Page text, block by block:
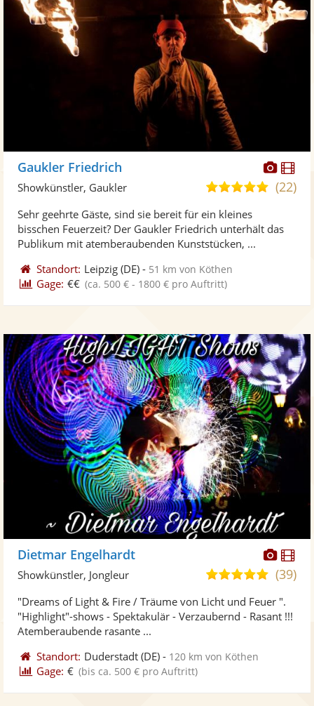
Gaukler Friedrich
5,0
5
(22)
Showkünstler, Gaukler
Sehr geehrte Gäste, sind sie bereit für ein kleines
bisschen Feuerzeit? Der Gaukler Friedrich unterhält das
Publikum mit atemberaubenden Kunststücken, ...
Standort: Leipzig (DE) - 51 km von Köthen
Gage: €€ (ca. 500 € - 1800 € pro Auftritt)
Fotos
Dietmar Engelhardt
4,9
5
(39)
Showkünstler, Jongleur
"Dreams of Light & Fire / Träume von Licht und Feuer ".
"Highlight"-shows - Spektakulär - Verzaubernd - Rasant !!!
Atemberaubende rasante ...
Standort: Duderstadt (DE) - 120 km von Köthen
Gage: € (bis ca. 500 € pro Auftritt)